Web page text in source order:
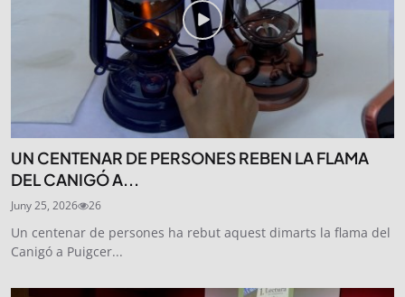
UN CENTENAR DE PERSONES REBEN LA FLAMA
DEL CANIGÓ A...
Juny 25, 2026 26
Un centenar de persones ha rebut aquest dimarts la flama del
Canigó a Puigcer...